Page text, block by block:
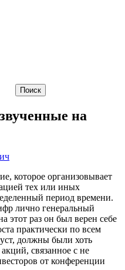
на
которое организовывает
тех или иных
период времени.
лично генеральный
этот раз он был верен себе
практически по всем
должны были хоть
связанное с не
от конференции